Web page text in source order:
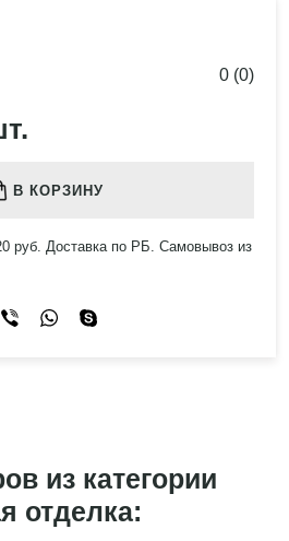
0 (0)
В КОРЗИНУ
руб. Доставка по РБ. Самовывоз из
из категории
отделка: